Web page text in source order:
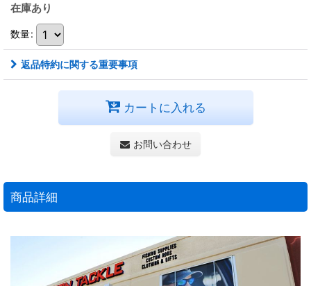
在庫あり
数量:
返品特約に関する重要事項
カートに入れる
お問い合わせ
商品詳細